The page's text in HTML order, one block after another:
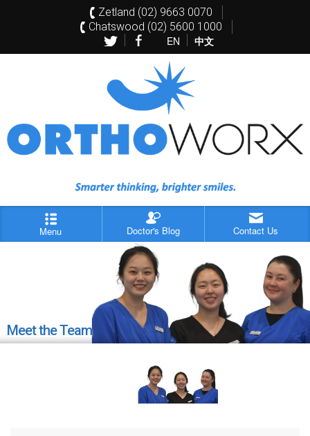
Zetland (02) 9663 0070
Chatswood (02) 5600 1000
EN 中文
Menu Doctor's Blog Contact Us
Meet the Team